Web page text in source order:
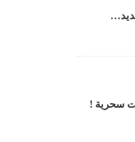
سحرية !